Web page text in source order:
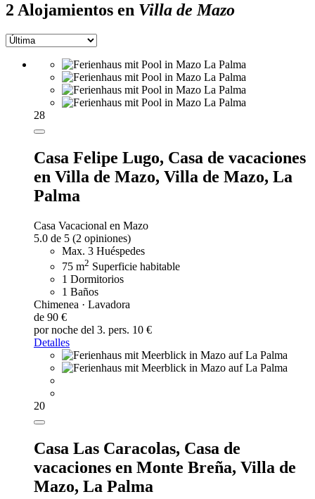
2 Alojamientos en Villa de Mazo
28
Casa Felipe Lugo, Casa de vacaciones
en Villa de Mazo, Villa de Mazo, La
Palma
Casa Vacacional en Mazo
5.0 de 5 (2 opiniones)
Max. 3 Huéspedes
75 m2 Superficie habitable
1 Dormitorios
1 Baños
Chimenea · Lavadora
de 90 €
por noche del 3. pers. 10 €
Detalles
20
Casa Las Caracolas, Casa de
vacaciones en Monte Breña, Villa de
Mazo, La Palma